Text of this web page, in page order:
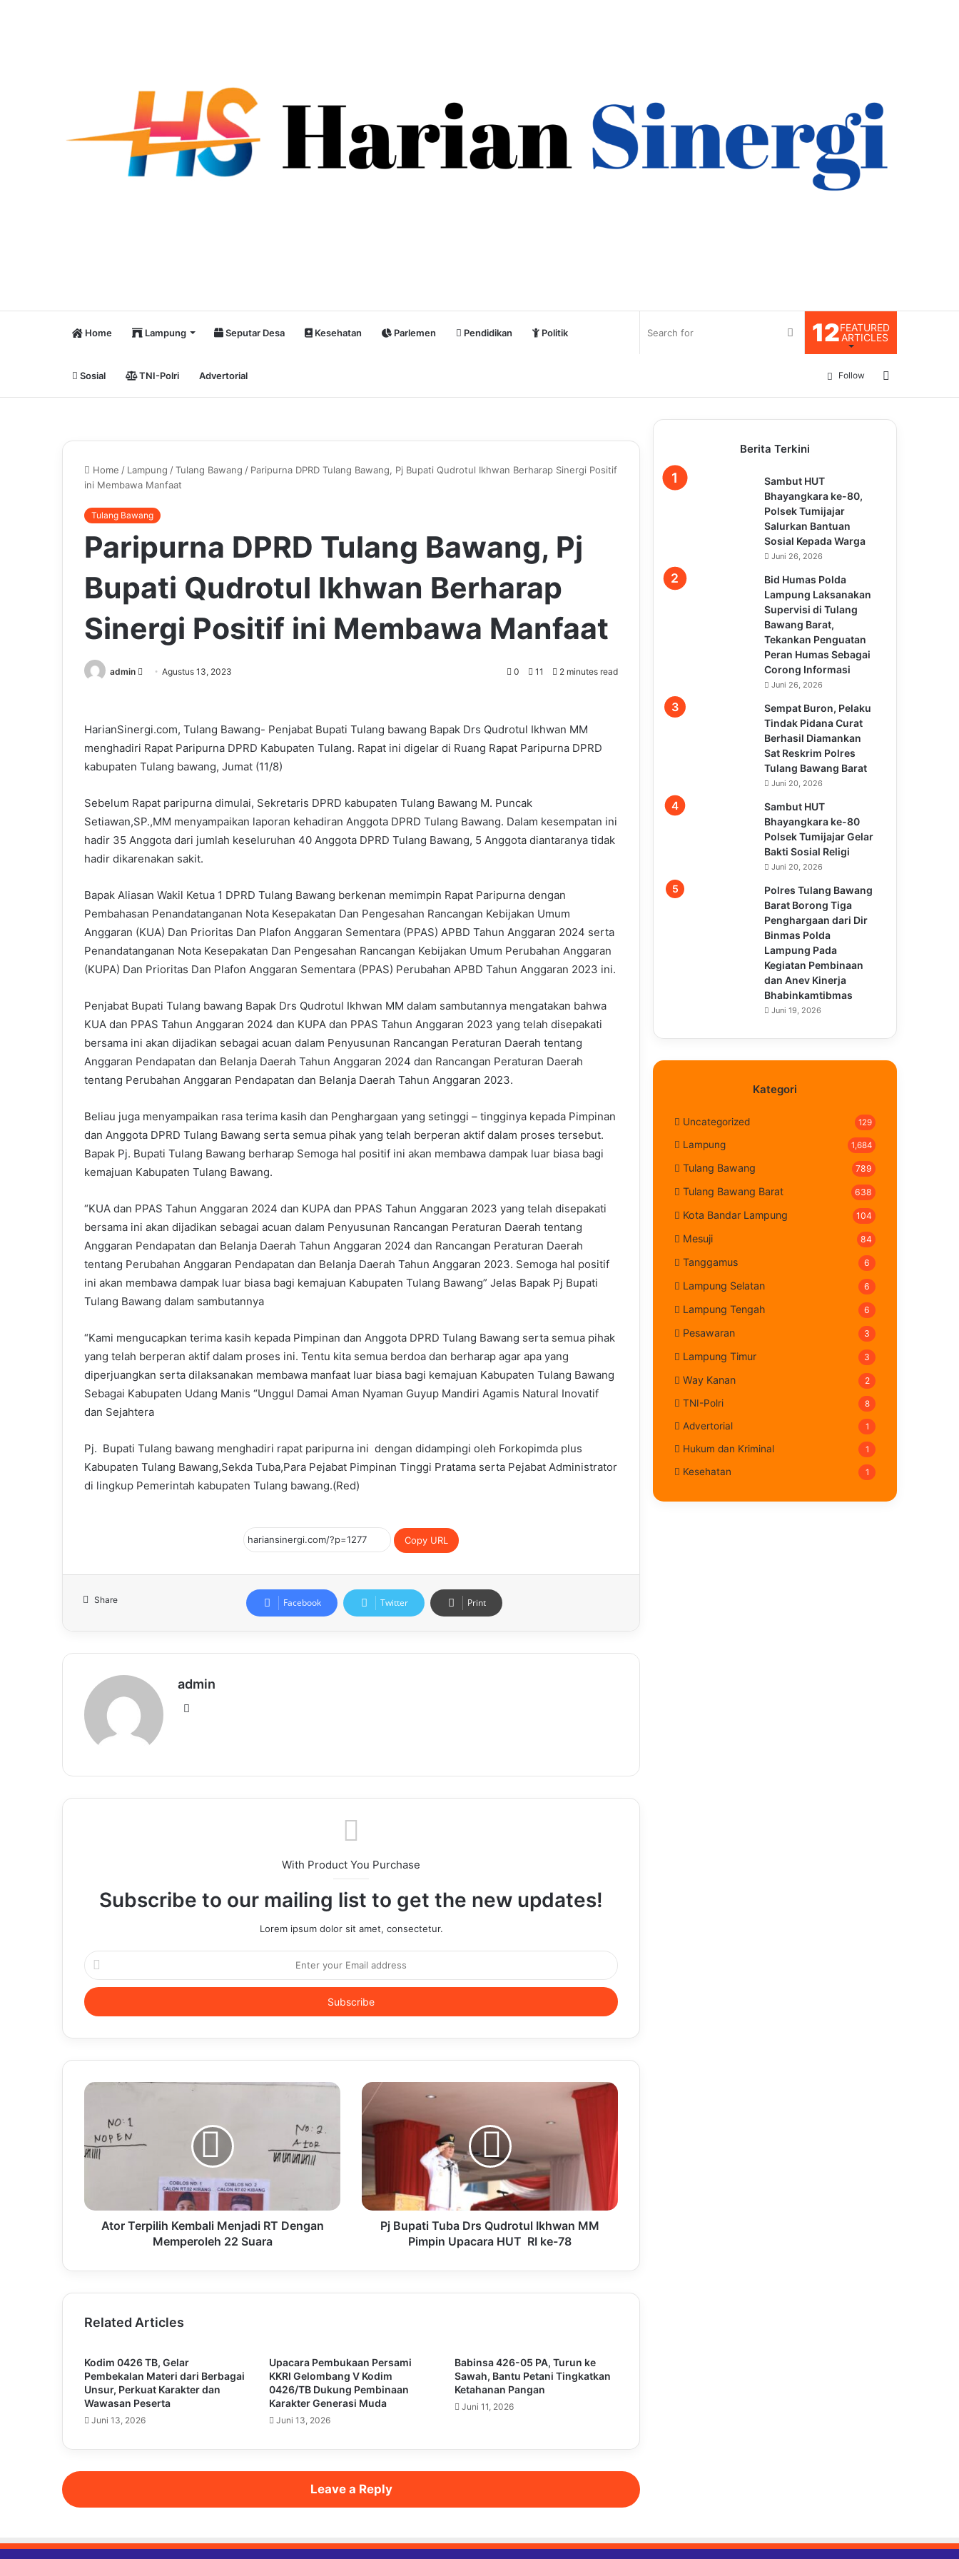
Home Lampung Seputar Desa Kesehatan Parlemen Pendidikan Politik
Sosial TNI-Polri Advertorial
12FEATURED
ARTICLES
Search
In
Follow
Home / Lampung /Tulang Bawang / Paripurna DPRD Tulang Bawang, Pj Bupati Qudrotul Ikhwan Berharap Sinergi Positif
ini Membawa Manfaat
Tulang Bawang
Paripurna DPRD Tulang Bawang, Pj
Bupati Qudrotul Ikhwan Berharap
Sinergi Positif ini Membawa Manfaat
admin
SendAgustus 13, 2023 0 11 2 minutes read
HarianSinergi.com, Tulang Bawang- Penjabat Bupati Tulang bawang Bapak Drs Qudrotul Ikhwan MM
menghadiri Rapat Paripurna DPRD Kabupaten Tulang. Rapat ini digelar di Ruang Rapat Paripurna DPRD
kabupaten Tulang bawang, Jumat (11/8)
Sebelum Rapat paripurna dimulai, Sekretaris DPRD kabupaten Tulang Bawang M. Puncak
Setiawan,SP.,MM menyampaikan laporan kehadiran Anggota DPRD Tulang Bawang. Dalam kesempatan ini
hadir 35 Anggota dari jumlah keseluruhan 40 Anggota DPRD Tulang Bawang, 5 Anggota diantaranya tidak
hadir dikarenakan sakit.
Bapak Aliasan Wakil Ketua 1 DPRD Tulang Bawang berkenan memimpin Rapat Paripurna dengan
Pembahasan Penandatanganan Nota Kesepakatan Dan Pengesahan Rancangan Kebijakan Umum
Anggaran (KUA) Dan Prioritas Dan Plafon Anggaran Sementara (PPAS) APBD Tahun Anggaran 2024 serta
Penandatanganan Nota Kesepakatan Dan Pengesahan Rancangan Kebijakan Umum Perubahan Anggaran
(KUPA) Dan Prioritas Dan Plafon Anggaran Sementara (PPAS) Perubahan APBD Tahun Anggaran 2023 ini.
Penjabat Bupati Tulang bawang Bapak Drs Qudrotul Ikhwan MM dalam sambutannya mengatakan bahwa
KUA dan PPAS Tahun Anggaran 2024 dan KUPA dan PPAS Tahun Anggaran 2023 yang telah disepakati
bersama ini akan dijadikan sebagai acuan dalam Penyusunan Rancangan Peraturan Daerah tentang
Anggaran Pendapatan dan Belanja Daerah Tahun Anggaran 2024 dan Rancangan Peraturan Daerah
tentang Perubahan Anggaran Pendapatan dan Belanja Daerah Tahun Anggaran 2023.
Beliau juga menyampaikan rasa terima kasih dan Penghargaan yang setinggi – tingginya kepada Pimpinan
dan Anggota DPRD Tulang Bawang serta semua pihak yang telah berperan aktif dalam proses tersebut.
Bapak Pj. Bupati Tulang Bawang berharap Semoga hal positif ini akan membawa dampak luar biasa bagi
kemajuan Kabupaten Tulang Bawang.
“KUA dan PPAS Tahun Anggaran 2024 dan KUPA dan PPAS Tahun Anggaran 2023 yang telah disepakati
bersama ini akan dijadikan sebagai acuan dalam Penyusunan Rancangan Peraturan Daerah tentang
Anggaran Pendapatan dan Belanja Daerah Tahun Anggaran 2024 dan Rancangan Peraturan Daerah
tentang Perubahan Anggaran Pendapatan dan Belanja Daerah Tahun Anggaran 2023. Semoga hal positif
ini akan membawa dampak luar biasa bagi kemajuan Kabupaten Tulang Bawang” Jelas Bapak Pj Bupati
Tulang Bawang dalam sambutannya
“Kami mengucapkan terima kasih kepada Pimpinan dan Anggota DPRD Tulang Bawang serta semua pihak
yang telah berperan aktif dalam proses ini. Tentu kita semua berdoa dan berharap agar apa yang
diperjuangkan serta dilaksanakan membawa manfaat luar biasa bagi kemajuan Kabupaten Tulang Bawang
Sebagai Kabupaten Udang Manis “Unggul Damai Aman Nyaman Guyup Mandiri Agamis Natural Inovatif
dan Sejahtera
Pj. Bupati Tulang bawang menghadiri rapat paripurna ini dengan didampingi oleh Forkopimda plus
Kabupaten Tulang Bawang,Sekda Tuba,Para Pejabat Pimpinan Tinggi Pratama serta Pejabat Administrator
di lingkup Pemerintah kabupaten Tulang bawang.(Red)
Copy URL
Share Facebook Twitter Print
admin
With Product You Purchase
Subscribe to our mailing list to get the new updates!
Lorem ipsum dolor sit amet, consectetur.
Enter
your
Email
address
Ator Terpilih Kembali Menjadi RT Dengan
Memperoleh 22 Suara
Pj Bupati Tuba Drs Qudrotul Ikhwan MM
Pimpin Upacara HUT RI ke-78
Related Articles
Kodim 0426 TB, Gelar
Pembekalan Materi dari Berbagai
Unsur, Perkuat Karakter dan
Wawasan Peserta
Juni 13, 2026
Upacara Pembukaan Persami
KKRI Gelombang V Kodim
0426/TB Dukung Pembinaan
Karakter Generasi Muda
Juni 13, 2026
Babinsa 426-05 PA, Turun ke
Sawah, Bantu Petani Tingkatkan
Ketahanan Pangan
Juni 11, 2026
Leave a Reply
Berita Terkini
Sambut HUT
Bhayangkara ke-80,
Polsek Tumijajar
Salurkan Bantuan
Sosial Kepada Warga
Juni 26, 2026
Bid Humas Polda
Lampung Laksanakan
Supervisi di Tulang
Bawang Barat,
Tekankan Penguatan
Peran Humas Sebagai
Corong Informasi
Juni 26, 2026
Sempat Buron, Pelaku
Tindak Pidana Curat
Berhasil Diamankan
Sat Reskrim Polres
Tulang Bawang Barat
Juni 20, 2026
Sambut HUT
Bhayangkara ke-80
Polsek Tumijajar Gelar
Bakti Sosial Religi
Juni 20, 2026
Polres Tulang Bawang
Barat Borong Tiga
Penghargaan dari Dir
Binmas Polda
Lampung Pada
Kegiatan Pembinaan
dan Anev Kinerja
Bhabinkamtibmas
Juni 19, 2026
Kategori
Uncategorized 129
Lampung 1,684
Tulang Bawang 789
Tulang Bawang Barat 638
Kota Bandar Lampung 104
Mesuji 84
Tanggamus 6
Lampung Selatan 6
Lampung Tengah 6
Pesawaran 3
Lampung Timur 3
Way Kanan 2
TNI-Polri 8
Advertorial 1
Hukum dan Kriminal 1
Kesehatan 1